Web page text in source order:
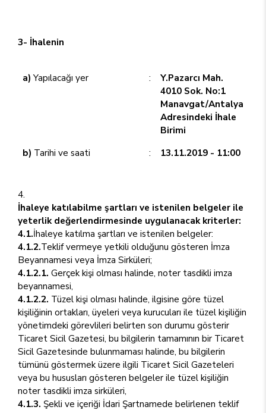
3- İhalenin
a)Yapılacağı yer :
Y.Pazarcı Mah.
4010 Sok. No:1
Manavgat/Antalya
Adresindeki İhale
Birimi
b) Tarihi ve saati : 13.11.2019 - 11:00
İhaleye katılabilme şartları ve istenilen belgeler ile
yeterlik değerlendirmesinde uygulanacak kriterler:
4.1.İhaleye katılma şartları ve istenilen belgeler:
4.1.2.Teklif vermeye yetkili olduğunu gösteren İmza
Beyannamesi veya İmza Sirküleri;
4.1.2.1. Gerçek kişi olması halinde, noter tasdikli imza
beyannamesi,
4.1.2.2. Tüzel kişi olması halinde, ilgisine göre tüzel
kişiliğinin ortakları, üyeleri veya kurucuları ile tüzel kişiliğin
yönetimdeki görevlileri belirten son durumu gösterir
Ticaret Sicil Gazetesi, bu bilgilerin tamamının bir Ticaret
Sicil Gazetesinde bulunmaması halinde, bu bilgilerin
tümünü göstermek üzere ilgili Ticaret Sicil Gazeteleri
veya bu hususları gösteren belgeler ile tüzel kişiliğin
noter tasdikli imza sirküleri,
4.1.3. Şekli ve içeriği İdari Şartnamede belirlenen teklif